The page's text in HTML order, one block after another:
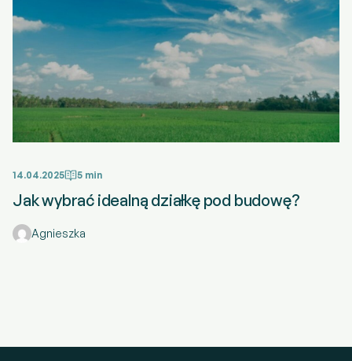
14.04.2025 5 min
Jak wybrać idealną działkę pod budowę?
Agnieszka